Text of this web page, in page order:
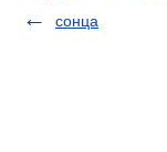
сонца